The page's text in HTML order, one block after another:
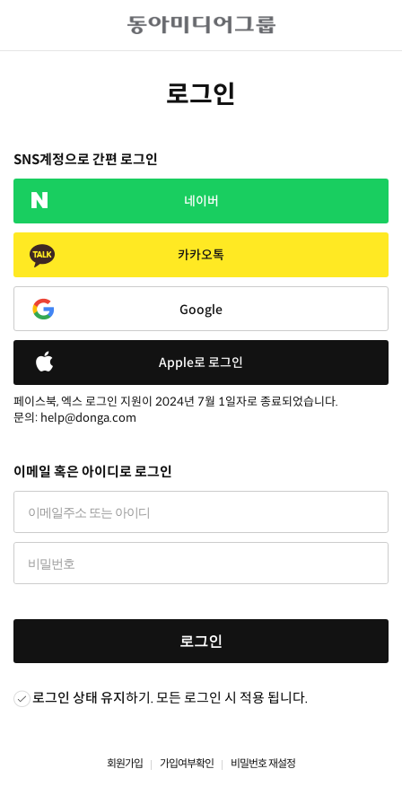
로그인
SNS계정으로 간편 로그인
네이버
카카오톡
Google
Apple로 로그인
페이스북, 엑스 로그인 지원이 2024년 7월 1일자로 종료되었습니다.
문의: help@donga.com
이메일 혹은 아이디로 로그인
로그인
로그인 상태 유지하기. 모든 로그인 시 적용 됩니다.
회원가입 가입여부확인 비밀번호 재설정